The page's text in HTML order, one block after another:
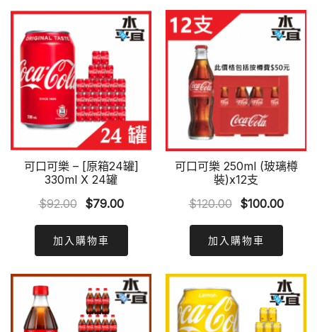
可口可樂 – [原箱24罐]
330ml X 24罐
$92.00
Original
was:
$92.00.
$79.00Current
$79.00.
加入購物車
可口可樂 250ml (玻璃樽
裝)x12支
$120.00
Original
was:
$120.00.
$100.00
加入購物車